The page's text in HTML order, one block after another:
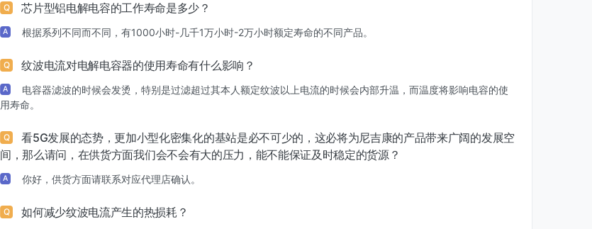
Q 芯片型铝电解电容的工作寿命是多少？
A 根据系列不同而不同，有1000小时-几千1万小时-2万小时额定寿命的不同产品。
Q 纹波电流对电解电容器的使用寿命有什么影响？
A
电容器滤波的时候会发烫，特别是过滤超过其本人额定纹波以上电流的时候会内部升温，而温度将影响电容的使
用寿命。
Q
看5G发展的态势，更加小型化密集化的基站是必不可少的，这必将为尼吉康的产品带来广阔的发展空
间，那么请问，在供货方面我们会不会有大的压力，能不能保证及时稳定的货源？
A 你好，供货方面请联系对应代理店确认。
Q 如何减少纹波电流产生的热损耗？